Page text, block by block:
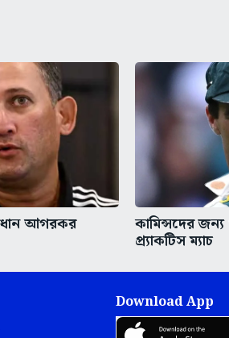
আগরকর কামিন্সদের জন্য
প্র্যাকটিস ম্যাচ
Download App